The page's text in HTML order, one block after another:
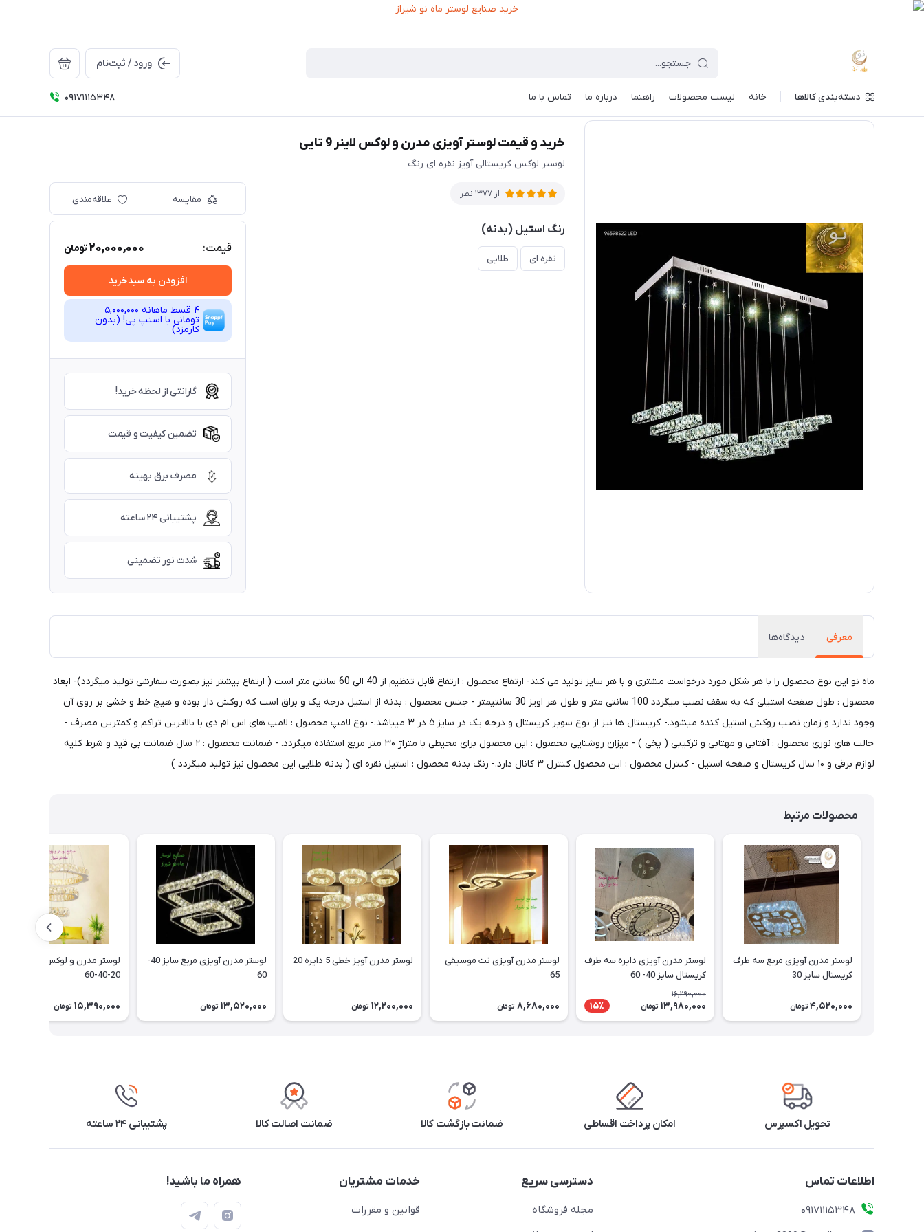
ورود / ثبت‌نام
دسته‌بندی کالاها خانه لیست محصولات راهنما درباره ما تماس با ما 09171115348 ماه نو / فهرست محصولات / خرید و قیمت لوستر آویزی مدرن و لوکس لاینر 9 تایی
خرید و قیمت لوستر آویزی مدرن و لوکس لاینر 9 تایی
لوستر لوکس کریستالی آویز نقره ای رنگ
از 1377 نظر
رنگ استیل (بدنه)
نقره ای طلایی
مقایسه علاقه‌مندی
قیمت: 20,000,000تومان
افزودن به سبدخرید
4 قسط ماهانه 5,000,000
تومانی با اسنپ ‌پی! (بدون
کارمزد)
گارانتی از لحظه خرید!
تضمین کیفیت و قیمت
مصرف برق بهینه
پشتیبانی ۲۴ ساعته
شدت نور تضمینی
معرفی دیدگاه‌ها
ماه نو این نوع محصول را با هر شکل مورد درخواست مشتری و با هر سایز تولید می کند- ارتفاع محصول : ارتفاع قابل تنظیم از 40 الی 60 سانتی متر است ( ارتفاع بیشتر نیز بصورت سفارشی تولید میگردد)- ابعاد
محصول : طول صفحه استیلی که به سقف نصب میگردد 100 سانتی متر و طول هر اویز 30 سانتیمتر - جنس محصول : بدنه از استیل درجه یک و براق است که روکش دار بوده و هیچ خط و خشی بر روی آن
وجود ندارد و زمان نصب روکش استیل کنده میشود.- کریستال ها نیز از نوع سوپر کریستال و درجه یک در سایز ۵ در ۳ میباشد.- نوع لامپ محصول : لامپ های اس ام دی با بالاترین تراکم و کمترین مصرف -
حالت های نوری محصول : آفتابی و مهتابی و ترکیبی ( یخی ) - میزان روشنایی محصول : این محصول برای محیطی با متراژ ۳۰ متر مربع استفاده میگردد. - ضمانت محصول : ۲ سال ضمانت بی قید و شرط کلیه
لوازم برقی و ۱۰ سال کریستال و صفحه استیل - کنترل محصول : این محصول کنترل ۳ کانال دارد.- رنگ بدنه محصول : استیل نقره ای ( بدنه طلایی این محصول نیز تولید میگردد )
محصولات مرتبط
لوستر مدرن آویزی مربع سه طرف
کریستال سایز 30
4,520,000 تومان
لوستر مدرن آویزی دایره سه طرف
کریستال سایز 40- 60
16,290,000
13,980,000 تومان 15٪
لوستر مدرن آویزی نت موسیقی
65
8,680,000 تومان
لوستر مدرن آویز خطی 5 دایره 20
12,200,000 تومان
لوستر مدرن آویزی مربع سایز 40-
60
13,520,000 تومان
لوستر مدرن و لوکس آویز نیلوفر
20-40-60
15,390,000 تومان
تحویل اکسپرس امکان پرداخت اقساطی ضمانت بازگشت کالا ضمانت اصالت کالا پشتیبانی ۲۴ ساعته
اطلاعات تماس
09171115348
دسترسی سریع
مجله فروشگاه
خدمات مشتریان
قوانین و مقررات
همراه ما باشید!